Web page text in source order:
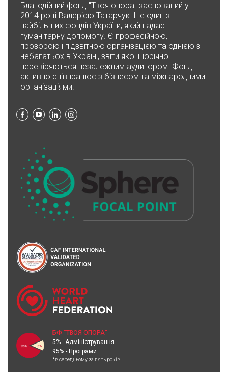
Благодійний фонд "Твоя опора" заснований у
2014 році Валерією Татарчук. Це один з
найбільших фондів України, який надає
гуманітарну допомогу. Є професійною,
прозорою і підзвітною організацією та однією з
небагатьох в Україні, звіти якої щорічно
перевіряються незалежним аудитором. Фонд
активно співпрацює з бізнесом та міжнародними
організаціями.
БФ "ТВОЯ ОПОРА"
5% - Адміністрування
95% - Програми
*в середньому за п'ять років